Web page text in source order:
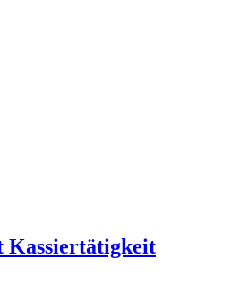
Kassiertätigkeit